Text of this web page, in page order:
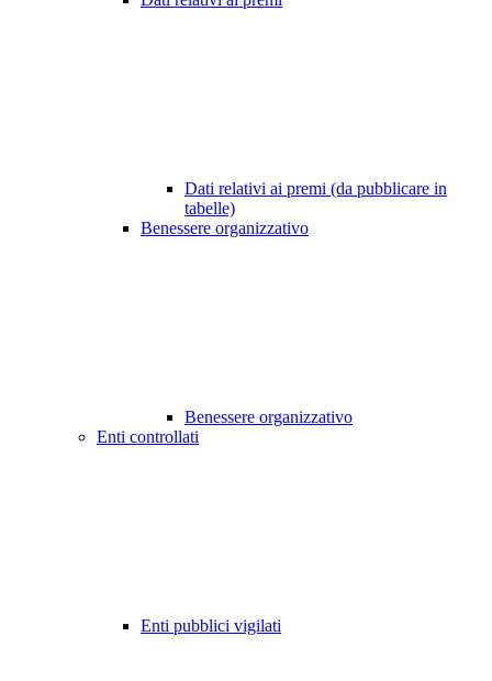
Dati relativi ai premi (da pubblicare in
tabelle)
Benessere organizzativo
Benessere organizzativo
Enti controllati
Enti pubblici vigilati